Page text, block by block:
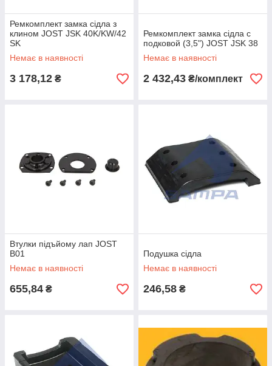
Ремкомплект замка сідла з
клином JOST JSK 40K/KW/42
SK
Немає в наявності
3 178,12 ₴
Ремкомплект замка сідла с
подковой (3,5") JOST JSK 38
Немає в наявності
2 432,43 ₴/комплект
Втулки підъйому лап JOST
B01
Немає в наявності
655,84 ₴
Подушка сідла
Немає в наявності
246,58 ₴